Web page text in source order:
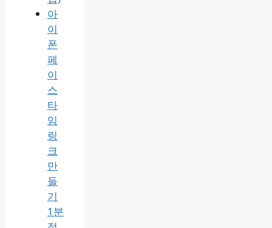
총
정
리
(안
될
때
해
결
꿀
팁)
아
이
폰
페
이